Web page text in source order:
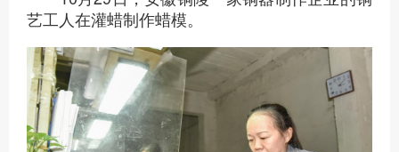
艺工人在灌蜡制作蜡模。